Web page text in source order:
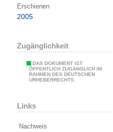
Erschienen
2005
Zugänglichkeit
DAS DOKUMENT IST
ÖFFENTLICH ZUGÄNGLICH IM
RAHMEN DES DEUTSCHEN
URHEBERRECHTS.
Links
Nachweis